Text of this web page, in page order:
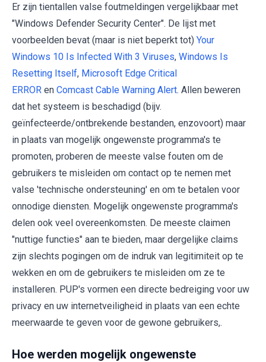
Er zijn tientallen valse foutmeldingen vergelijkbaar met
"Windows Defender Security Center". De lijst met
voorbeelden bevat (maar is niet beperkt tot) Your
Windows 10 Is Infected With 3 Viruses, Windows Is
Resetting Itself, Microsoft Edge Critical
ERROR en Comcast Cable Warning Alert. Allen beweren
dat het systeem is beschadigd (bijv.
geïnfecteerde/ontbrekende bestanden, enzovoort) maar
in plaats van mogelijk ongewenste programma's te
promoten, proberen de meeste valse fouten om de
gebruikers te misleiden om contact op te nemen met
valse 'technische ondersteuning' en om te betalen voor
onnodige diensten. Mogelijk ongewenste programma's
delen ook veel overeenkomsten. De meeste claimen
"nuttige functies" aan te bieden, maar dergelijke claims
zijn slechts pogingen om de indruk van legitimiteit op te
wekken en om de gebruikers te misleiden om ze te
installeren. PUP's vormen een directe bedreiging voor uw
privacy en uw internetveiligheid in plaats van een echte
meerwaarde te geven voor de gewone gebruikers,.
Hoe werden mogelijk ongewenste